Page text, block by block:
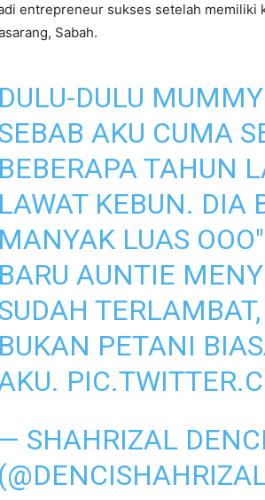
entrepreneur sukses setelah
Sabah.
DULU-DULU
AKU CUMA
BEBERAPA TAHUN
LAWAT KEBUN. DIA
MANYAK LUAS
BARU AUNTIE
BUKAN PETANI
— SHAHRIZAL DENCI